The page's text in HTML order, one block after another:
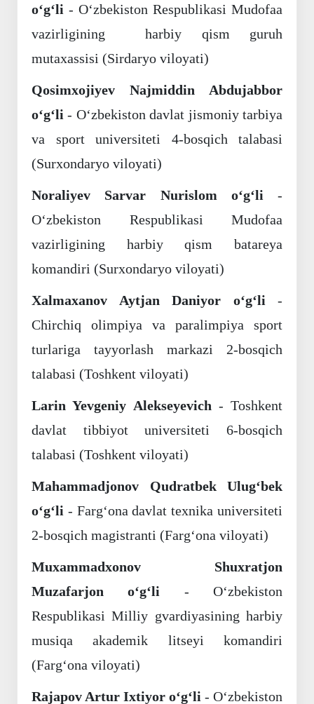
o‘g‘li - O‘zbekiston Respublikasi Mudofaa
vazirligining harbiy qism guruh
mutaxassisi (Sirdaryo viloyati)
Qosimxojiyev Najmiddin Abdujabbor
o‘g‘li - O‘zbekiston davlat jismoniy tarbiya
va sport universiteti 4-bosqich talabasi
(Surxondaryo viloyati)
Noraliyev Sarvar Nurislom o‘g‘li -
O‘zbekiston Respublikasi Mudofaa
vazirligining harbiy qism batareya
komandiri (Surxondaryo viloyati)
Xalmaxanov Aytjan Daniyor o‘g‘li -
Chirchiq olimpiya va paralimpiya sport
turlariga tayyorlash markazi 2-bosqich
talabasi (Toshkent viloyati)
Larin Yevgeniy Alekseyevich - Toshkent
davlat tibbiyot universiteti 6-bosqich
talabasi (Toshkent viloyati)
Mahammadjonov Qudratbek Ulug‘bek
o‘g‘li - Farg‘ona davlat texnika universiteti
2-bosqich magistranti (Farg‘ona viloyati)
Muxammadxonov Shuxratjon
Muzafarjon o‘g‘li - O‘zbekiston
Respublikasi Milliy gvardiyasining harbiy
musiqa akademik litseyi komandiri
(Farg‘ona viloyati)
Rajapov Artur Ixtiyor o‘g‘li - O‘zbekiston